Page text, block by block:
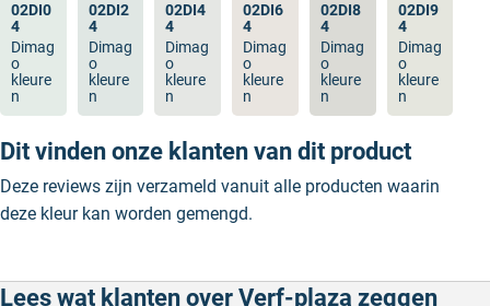
02DI0
4
Dimag
o
kleure
n
02DI2
4
Dimag
o
kleure
n
02DI4
4
Dimag
o
kleure
n
02DI6
4
Dimag
o
kleure
n
02DI8
4
Dimag
o
kleure
n
02DI9
4
Dimag
o
kleure
n
Dit vinden onze klanten van dit product
Deze reviews zijn verzameld vanuit alle producten waarin
deze kleur kan worden gemengd.
Lees wat klanten over Verf-plaza zeggen